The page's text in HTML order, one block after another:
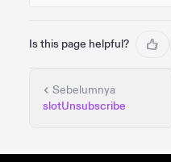
Is this page helpful?
Sebelumnya
slotUnsubscribe